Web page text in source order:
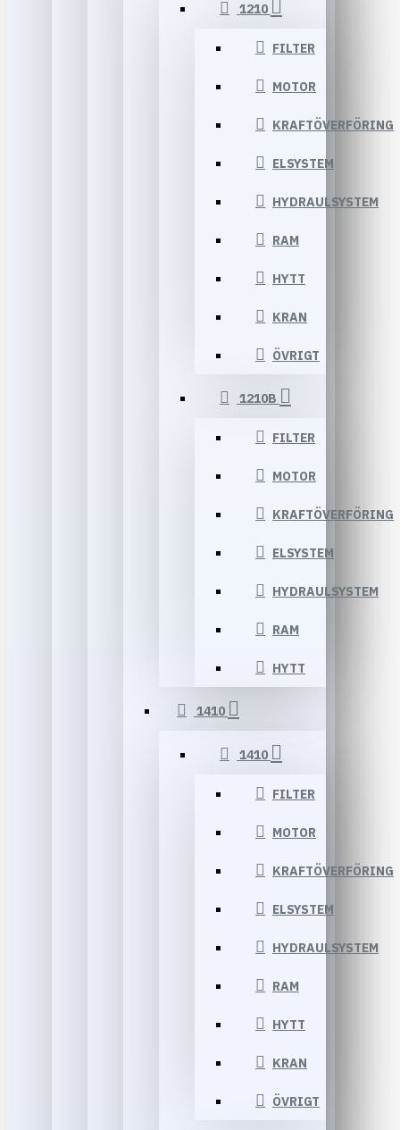
1210
FILTER
MOTOR
KRAFTÖVERFÖRING
ELSYSTEM
HYDRAULSYSTEM
RAM
HYTT
KRAN
ÖVRIGT
1210B
FILTER
MOTOR
KRAFTÖVERFÖRING
ELSYSTEM
HYDRAULSYSTEM
RAM
HYTT
1410
1410
FILTER
MOTOR
KRAFTÖVERFÖRING
ELSYSTEM
HYDRAULSYSTEM
RAM
HYTT
KRAN
ÖVRIGT